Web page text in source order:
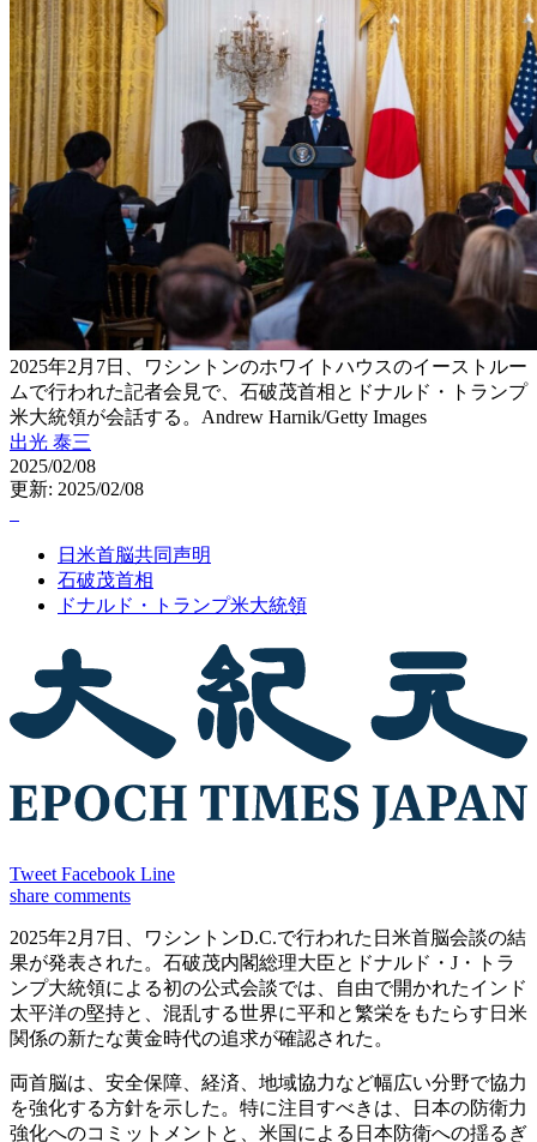
2025年2月7日、ワシントンのホワイトハウスのイーストルー
ムで行われた記者会見で、石破茂首相とドナルド・トランプ
米大統領が会話する。Andrew Harnik/Getty Images
出光 泰三
2025/02/08
更新: 2025/02/08
日米首脳共同声明
石破茂首相
ドナルド・トランプ米大統領
Tweet Facebook Line
share comments
2025年2月7日、ワシントンD.C.で行われた日米首脳会談の結
果が発表された。石破茂内閣総理大臣とドナルド・J・トラ
ンプ大統領による初の公式会談では、自由で開かれたインド
太平洋の堅持と、混乱する世界に平和と繁栄をもたらす日米
関係の新たな黄金時代の追求が確認された。
両首脳は、安全保障、経済、地域協力など幅広い分野で協力
を強化する方針を示した。特に注目すべきは、日本の防衛力
強化へのコミットメントと、米国による日本防衛への揺るぎ